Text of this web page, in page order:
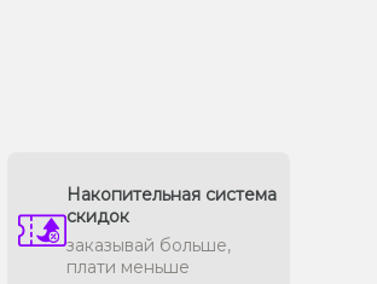
Накопительная система
скидок
заказывай больше,
плати меньше